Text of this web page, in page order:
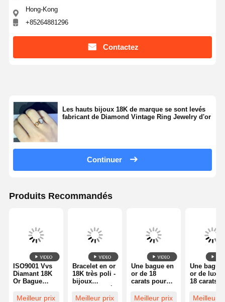
Collier plaqué en or 14K
Hong-Kong
+85264881296
Contactez
Les hauts bijoux 18K de marque se sont levés
fabricant de Diamond Vintage Ring Jewelry d'or
Continuer
Produits Recommandés
ISO9001 Vvs
Diamant 18K
Or Bague
bijoux de luxe
Meilleur prix
Bracelet en or
18K très poli -
bijoux
de qualité
Meilleur prix
Une bague en
or de 18
carats pour
fiançailles.
Meilleur prix
Une bague
or de luxe
18 carats
en or
Meilleur